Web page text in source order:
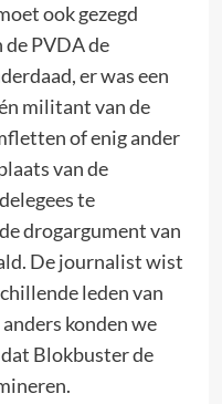
ook gezegd
PVDA de
er was een
militant van de
of enig ander
van de
te
drogargument van
De journalist wist
leden van
konden we
Blokbuster de